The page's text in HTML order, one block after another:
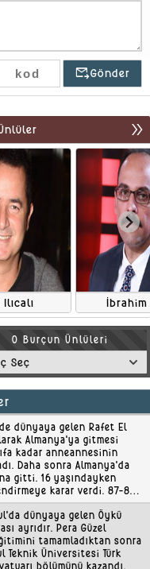
outgoing_mailGönder
double_arrow
İbrahim
O Burçun Ünlüleri
dünyaya gelen Rafet El
Almanya'ya gitmesi
kadar anneannesinin
Daha sonra Almanya'da
gitti. 16 yaşındayken
karar verdi. 87-89
biriktir..
dünyaya gelen Öykü
ayrıdır. Pera Güzel
tamamladıktan sonra
Teknik Üniversitesi Türk
bölümünü kazandı.